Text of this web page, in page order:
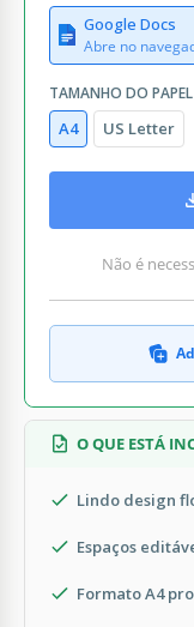
Google Docs
Abre no
TAMANHO DO PAPEL
A4 US Letter
Não é
O QUE ESTÁ
Lindo design
Espaços
Formato A4